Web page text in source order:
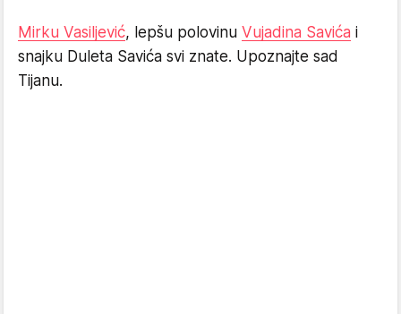
Mirku Vasiljević, lepšu polovinu Vujadina Savića i
snajku Duleta Savića svi znate. Upoznajte sad
Tijanu.